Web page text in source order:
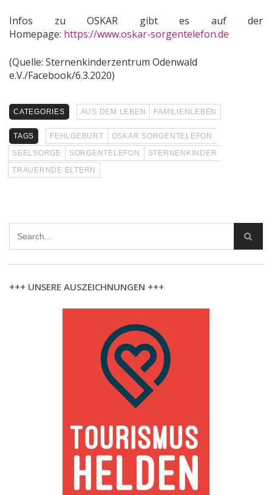
Infos zu OSKAR gibt es auf der
Homepage: https://www.oskar-sorgentelefon.de
(Quelle: Sternenkinderzentrum Odenwald
e.V./Facebook/6.3.2020)
CATEGORIES AUS DEM LEBEN FAMILIENLEBEN
TAGS FEHLGEBURT
OSKAR SORGENTELEFON
SEELSORGE
SORGENTELEFON
STERNENKINDER
TRAUERNDE ELTERN
+++ UNSERE AUSZEICHNUNGEN +++